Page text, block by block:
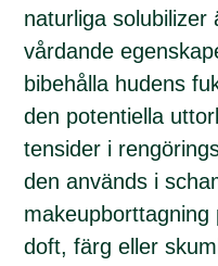
naturliga solubilizer
vårdande
bibehålla hudens
den potentiella
tensider i
den används i
doft, färg eller